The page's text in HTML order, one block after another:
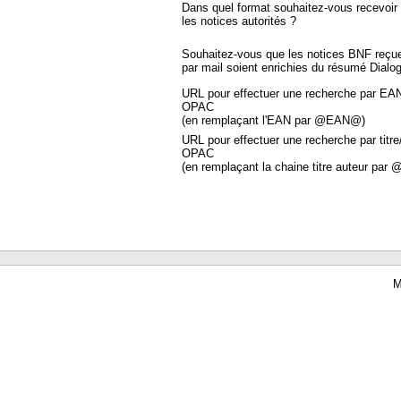
Dans quel format souhaitez-vous recevoir
les notices autorités ?
Souhaitez-vous que les notices BNF
par mail soient enrichies du résumé
URL pour effectuer une recherche par
OPAC
(en remplaçant l'EAN par @EAN@)
URL pour effectuer une recherche par
OPAC
(en remplaçant la chaine titre auteur par